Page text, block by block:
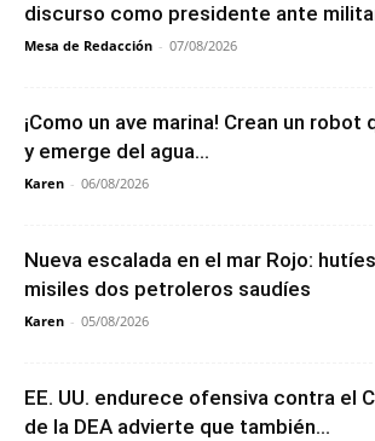
discurso como presidente ante
Mesa de Redacción - 07/08/2026
¡Como un ave marina! Crean un robot
y emerge del agua...
Karen - 06/08/2026
Nueva escalada en el mar Rojo:
misiles dos petroleros saudíes
Karen - 05/08/2026
EE. UU. endurece ofensiva contra el
de la DEA advierte que también...